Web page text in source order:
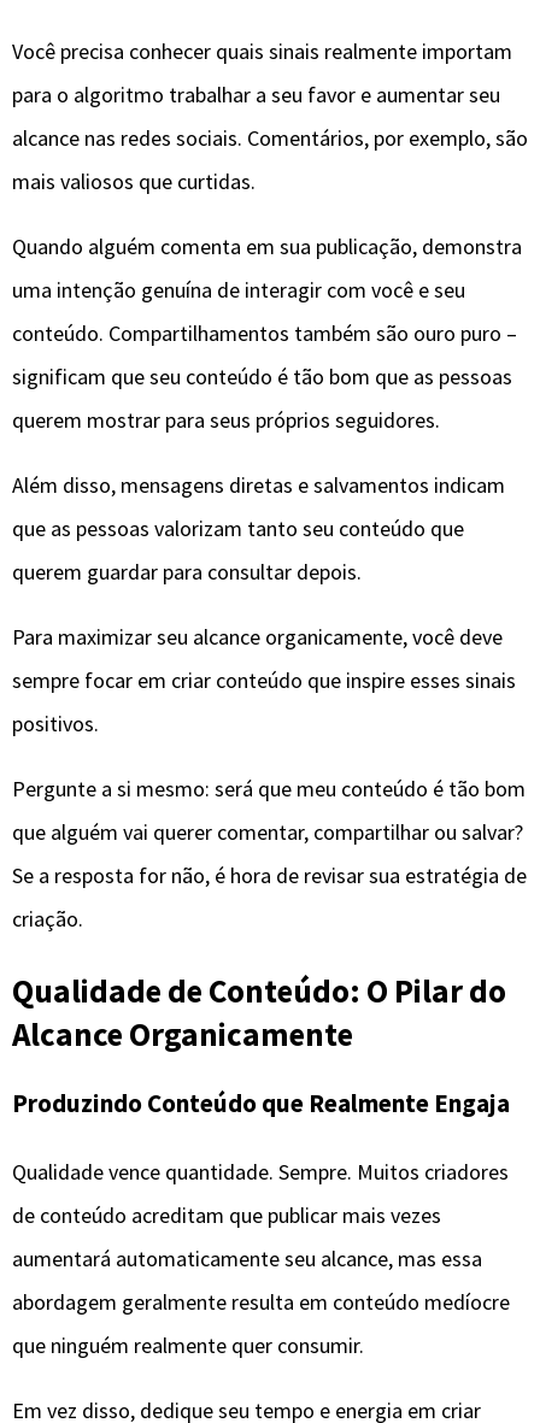
Você precisa conhecer quais sinais realmente importam
para o algoritmo trabalhar a seu favor e aumentar seu
alcance nas redes sociais. Comentários, por exemplo, são
mais valiosos que curtidas.
Quando alguém comenta em sua publicação, demonstra
uma intenção genuína de interagir com você e seu
conteúdo. Compartilhamentos também são ouro puro –
significam que seu conteúdo é tão bom que as pessoas
querem mostrar para seus próprios seguidores.
Além disso, mensagens diretas e salvamentos indicam
que as pessoas valorizam tanto seu conteúdo que
querem guardar para consultar depois.
Para maximizar seu alcance organicamente, você deve
sempre focar em criar conteúdo que inspire esses sinais
positivos.
Pergunte a si mesmo: será que meu conteúdo é tão bom
que alguém vai querer comentar, compartilhar ou salvar?
Se a resposta for não, é hora de revisar sua estratégia de
criação.
Qualidade de Conteúdo: O Pilar do
Alcance Organicamente
Produzindo Conteúdo que Realmente Engaja
Qualidade vence quantidade. Sempre. Muitos criadores
de conteúdo acreditam que publicar mais vezes
aumentará automaticamente seu alcance, mas essa
abordagem geralmente resulta em conteúdo medíocre
que ninguém realmente quer consumir.
Em vez disso, dedique seu tempo e energia em criar